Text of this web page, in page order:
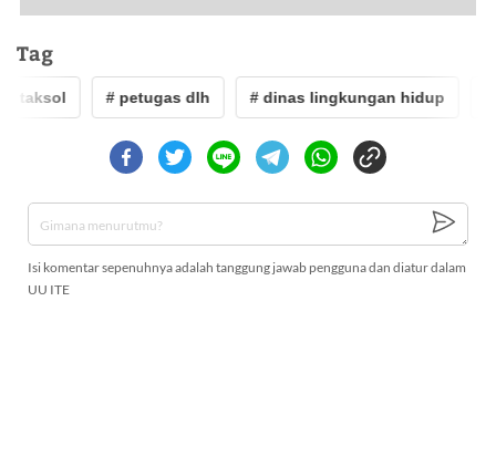
Tag
taksol # petugas dlh # dinas lingkungan hidup
Isi komentar sepenuhnya adalah tanggung jawab pengguna dan diatur dalam
UU ITE